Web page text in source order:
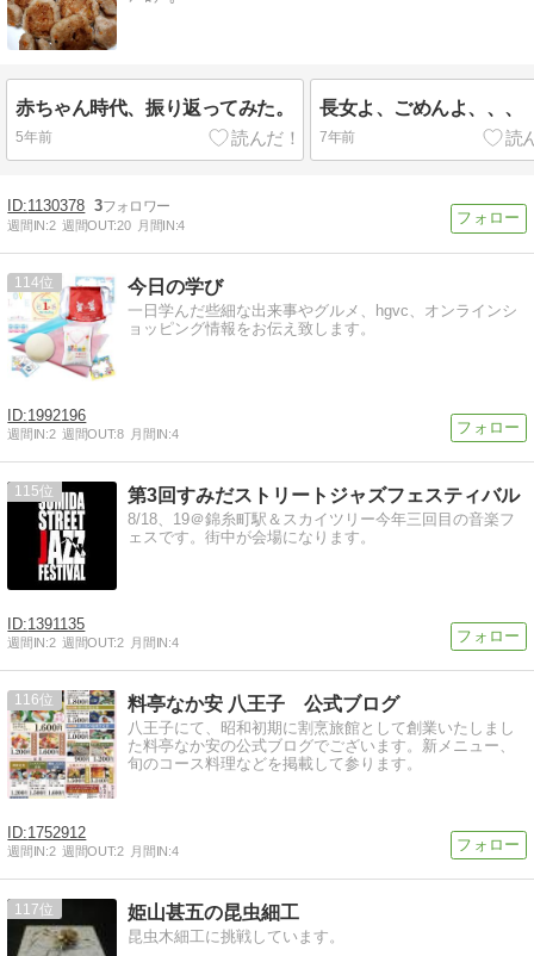
赤ちゃん時代、振り返ってみた。
5年前
長女よ、ごめんよ、、、
7年前
1130378 3
週間IN:2 週間OUT:20 月間IN:4
114 今日の学び
一日学んだ些細な出来事やグルメ、hgvc、オンラインシ
ョッピング情報をお伝え致します。
1992196
週間IN:2 週間OUT:8 月間IN:4
115 第3回すみだストリートジャズフェスティバル
8/18、19＠錦糸町駅＆スカイツリー今年三回目の音楽フ
ェスです。街中が会場になります。
1391135
週間IN:2 週間OUT:2 月間IN:4
116 料亭なか安 八王子 公式ブログ
八王子にて、昭和初期に割烹旅館として創業いたしまし
た料亭なか安の公式ブログでございます。新メニュー、
旬のコース料理などを掲載して参ります。
1752912
週間IN:2 週間OUT:2 月間IN:4
117 姫山甚五の昆虫細工
昆虫木細工に挑戦しています。